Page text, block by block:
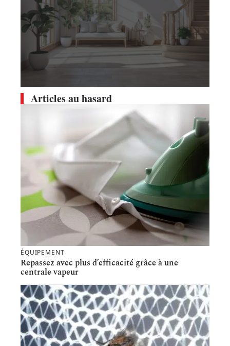
Articles au hasard
ÉQUIPEMENT
Repassez avec plus d’efficacité grâce à une
centrale vapeur